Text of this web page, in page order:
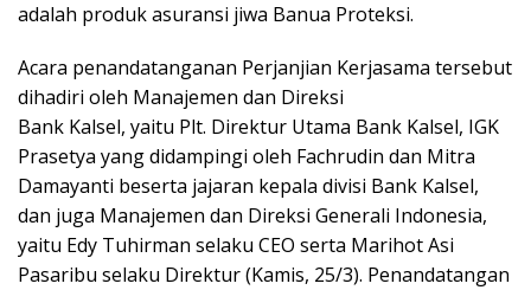
adalah produk asuransi jiwa Banua Proteksi.
Acara penandatanganan Perjanjian Kerjasama tersebut
dihadiri oleh Manajemen dan Direksi
Bank Kalsel, yaitu Plt. Direktur Utama Bank Kalsel, IGK
Prasetya yang didampingi oleh Fachrudin dan Mitra
Damayanti beserta jajaran kepala divisi Bank Kalsel,
dan juga Manajemen dan Direksi Generali Indonesia,
yaitu Edy Tuhirman selaku CEO serta Marihot Asi
Pasaribu selaku Direktur (Kamis, 25/3). Penandatangan